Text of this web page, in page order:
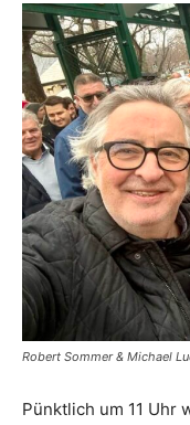
Robert Sommer & Michael
Pünktlich um 11 Uhr